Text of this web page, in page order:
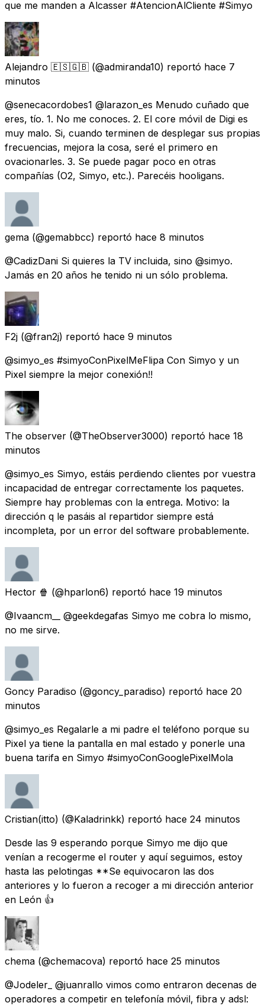
que me manden a Alcasser #AtencionAlCliente #Simyo
Alejandro 🇪🇸🇬🇧 (@admiranda10) reportó hace 7
minutos
@senecacordobes1 @larazon_es Menudo cuñado que
eres, tío. 1. No me conoces. 2. El core móvil de Digi es
muy malo. Si, cuando terminen de desplegar sus propias
frecuencias, mejora la cosa, seré el primero en
ovacionarles. 3. Se puede pagar poco en otras
compañías (O2, Simyo, etc.). Parecéis hooligans.
gema (@gemabbcc) reportó hace 8 minutos
@CadizDani Si quieres la TV incluida, sino @simyo.
Jamás en 20 años he tenido ni un sólo problema.
F2j (@fran2j) reportó hace 9 minutos
@simyo_es #simyoConPixelMeFlipa Con Simyo y un
Pixel siempre la mejor conexión!!
The observer (@TheObserver3000) reportó hace 18
minutos
@simyo_es Simyo, estáis perdiendo clientes por vuestra
incapacidad de entregar correctamente los paquetes.
Siempre hay problemas con la entrega. Motivo: la
dirección q le pasáis al repartidor siempre está
incompleta, por un error del software probablemente.
Hector 🍿 (@hparlon6) reportó hace 19 minutos
@Ivaancm__ @geekdegafas Simyo me cobra lo mismo,
no me sirve.
Goncy Paradiso (@goncy_paradiso) reportó hace 20
minutos
@simyo_es Regalarle a mi padre el teléfono porque su
Pixel ya tiene la pantalla en mal estado y ponerle una
buena tarifa en Simyo #simyoConGooglePixelMola
Cristian(itto) (@Kaladrinkk) reportó hace 24 minutos
Desde las 9 esperando porque Simyo me dijo que
venían a recogerme el router y aquí seguimos, estoy
hasta las pelotingas **Se equivocaron las dos
anteriores y lo fueron a recoger a mi dirección anterior
en León 👍
chema (@chemacova) reportó hace 25 minutos
@Jodeler_ @juanrallo vimos como entraron decenas de
operadores a competir en telefonía móvil, fibra y adsl: